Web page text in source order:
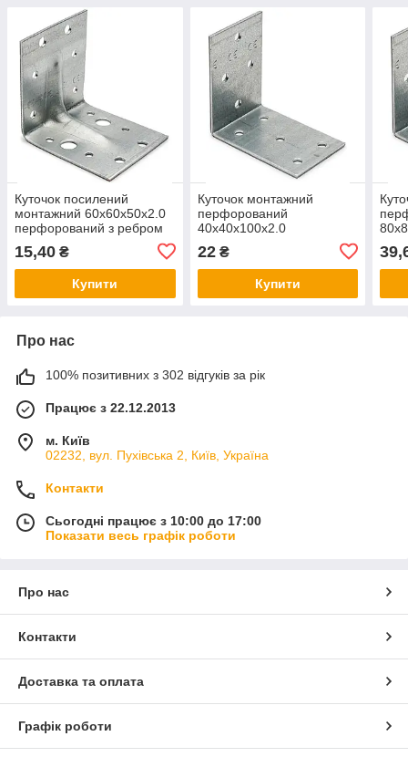
Куточок посилений
монтажний 60х60х50х2.0
перфорований з ребром
15,40 ₴
Купити
Куточок монтажний
перфорований
40х40х100х2.0
22₴
Купити
Про нас
100% позитивних з 302 відгуків за рік
Працює з 22.12.2013
м. Київ
02232, вул. Пухівська 2, Київ, Україна
Контакти
Сьогодні працює з 10:00 до 17:00
Показати весь графік роботи
Про нас
Контакти
Доставка та оплата
Графік роботи